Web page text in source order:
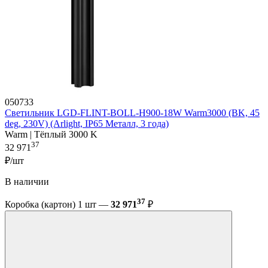
050733
Светильник LGD-FLINT-BOLL-H900-18W Warm3000 (BK, 45
deg, 230V) (Arlight, IP65 Металл, 3 года)
Warm | Тёплый 3000 K
32 97137
₽/шт
В наличии
Коробка (картон) 1 шт — 32 97137 ₽